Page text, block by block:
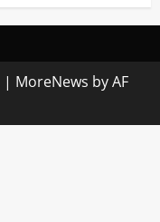
| MoreNews by AF